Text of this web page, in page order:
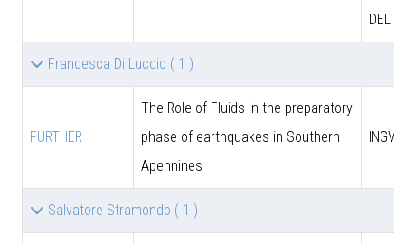
DEL
Francesca Di Luccio ( 1 )
FURTHER
The Role of Fluids in the preparatory
phase of earthquakes in Southern
Apennines
INGV
Salvatore Stramondo ( 1 )